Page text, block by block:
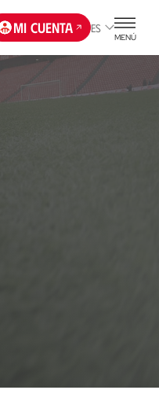
Mi cuenta ES
MENÚ